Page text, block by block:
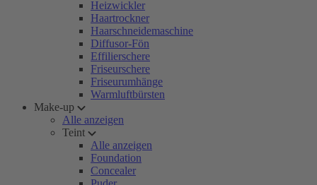
Heizwickler
Haartrockner
Haarschneidemaschine
Diffusor-Fön
Effilierschere
Friseurschere
Friseurumhänge
Warmluftbürsten
Make-up
Alle anzeigen
Teint
Alle anzeigen
Foundation
Concealer